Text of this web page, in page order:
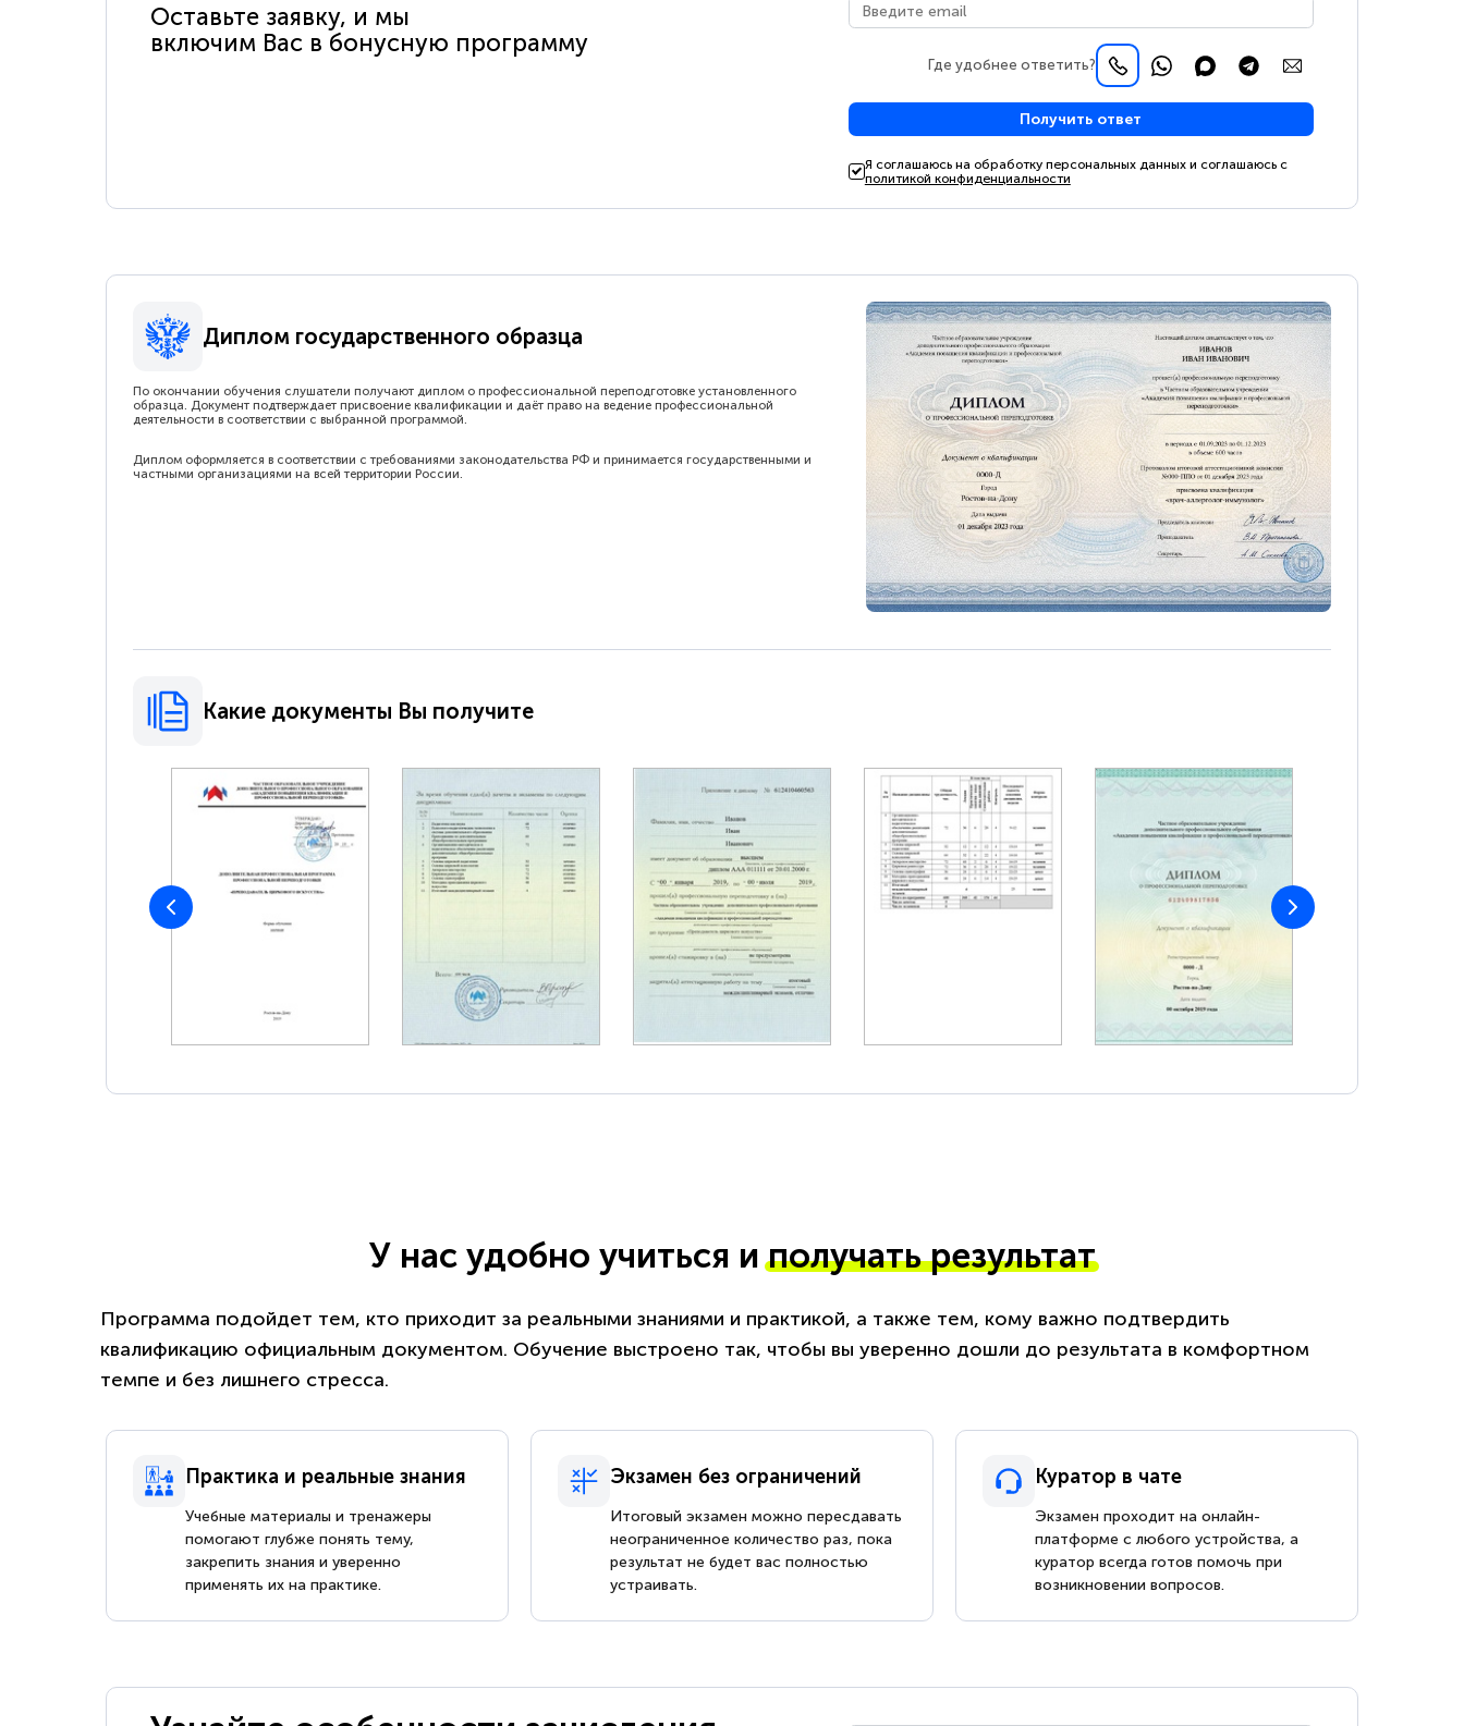
Оставьте заявку, и мы
включим Вас в бонусную программу
Где удобнее ответить?
Получить ответ
Я соглашаюсь на обработку персональных данных и соглашаюсь с
политикой конфиденциальности
Диплом государственного образца
По окончании обучения слушатели получают диплом о профессиональной переподготовке установленного
образца. Документ подтверждает присвоение квалификации и даёт право на ведение профессиональной
деятельности в соответствии с выбранной программой.
Диплом оформляется в соответствии с требованиями законодательства РФ и принимается государственными и
частными организациями на всей территории России.
Какие документы Вы получите
У нас удобно учиться иполучать результат
Программа подойдет тем, кто приходит за реальными знаниями и практикой, а также тем, кому важно подтвердить
квалификацию официальным документом. Обучение выстроено так, чтобы вы уверенно дошли до результата в комфортном
темпе и без лишнего стресса.
Практика и реальные знания
Учебные материалы и тренажеры
помогают глубже понять тему,
закрепить знания и уверенно
применять их на практике.
Экзамен без ограничений
Итоговый экзамен можно пересдавать
неограниченное количество раз, пока
результат не будет вас полностью
устраивать.
Куратор в чате
Экзамен проходит на онлайн-
платформе с любого устройства, а
куратор всегда готов помочь при
возникновении вопросов.